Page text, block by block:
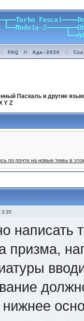
:: FAQ // Ада–2020 ::
Паскаль и другие
Y Z
по почте на новые темы в
3:35
написать
призма,
нижнее